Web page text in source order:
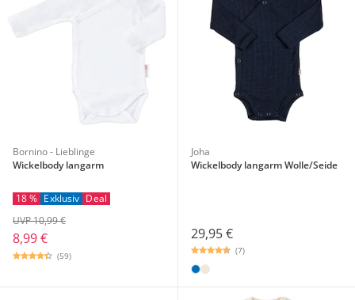
Bornino - Lieblinge
Wickelbody langarm
18 % Exklusiv Deal
8,99 €
UVP 10,99 €
(59)
Joha
Wickelbody langarm Wolle/Seide
29,95 €
(7)